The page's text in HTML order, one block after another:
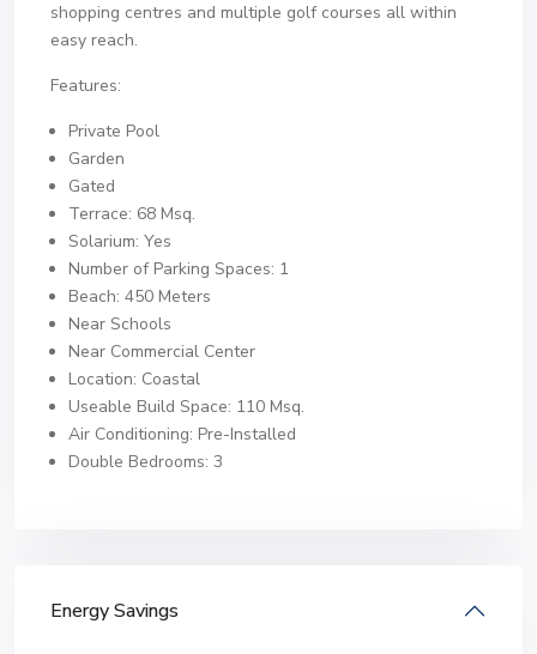
shopping centres and multiple golf courses all within
easy reach.
Features:
Private Pool
Garden
Gated
Terrace: 68 Msq.
Solarium: Yes
Number of Parking Spaces: 1
Beach: 450 Meters
Near Schools
Near Commercial Center
Location: Coastal
Useable Build Space: 110 Msq.
Air Conditioning: Pre-Installed
Double Bedrooms: 3
Energy Savings